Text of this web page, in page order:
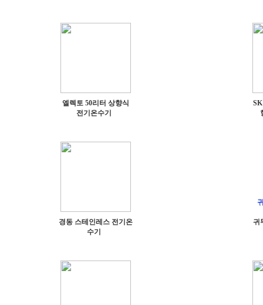
엘렉토 50리터 상향식
전기온수기
경동 스테인레스 전기온
수기
귀